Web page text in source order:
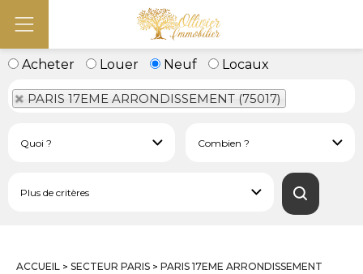
Acheter Louer Neuf Locaux
PARIS 17EME ARRONDISSEMENT (75017)
ACCUEIL > SECTEUR PARIS > PARIS 17EME ARRONDISSEMENT